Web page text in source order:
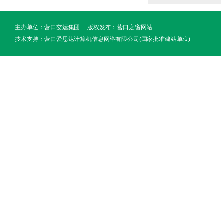
主办单位：营口交运集团 版权发布： 营口之窗网站
技术支持： 营口爱思达计算机信息网络有限公司(国家批准建站单位)